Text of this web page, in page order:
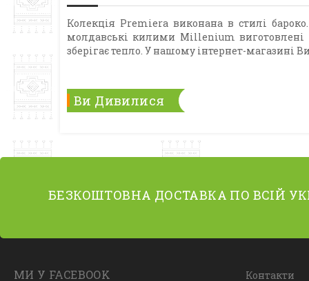
Колекція Premiera виконана в стилі
молдавські килими Millenium виготовлені
зберігає тепло. У нашому інтернет-магазині
Ви Дивилися
БЕЗКОШТОВНА ДОСТАВКА ПО ВСІЙ
МИ У FACEBOOK Контакти